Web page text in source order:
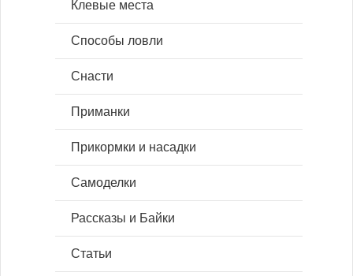
Клевые места
Способы ловли
Снасти
Приманки
Прикормки и насадки
Самоделки
Рассказы и Байки
Статьи